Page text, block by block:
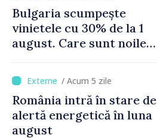
Bulgaria scumpește
vinietele cu 30% de la 1
august. Care sunt noile
/ Acum 5 zile
România intră în stare de
alertă energetică în luna
august